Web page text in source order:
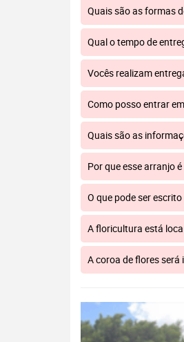
Quais são as formas
Qual o tempo de
Vocês realizam
Como posso entrar
Quais são as
Por que esse arranjo
O que pode ser
A floricultura está
A coroa de flores